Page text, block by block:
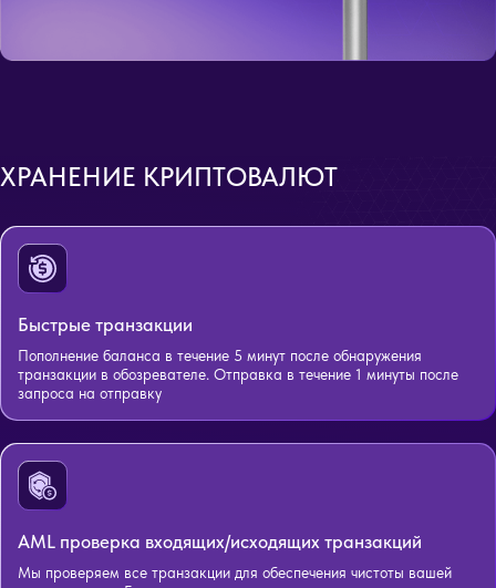
ХРАНЕНИЕ КРИПТОВАЛЮТ
Быстрые транзакции
Пополнение баланса в течение 5 минут после обнаружения
транзакции в обозревателе. Отправка в течение 1 минуты после
запроса на отправку
AML проверка входящих/исходящих транзакций
Мы проверяем все транзакции для обеспечения чистоты вашей